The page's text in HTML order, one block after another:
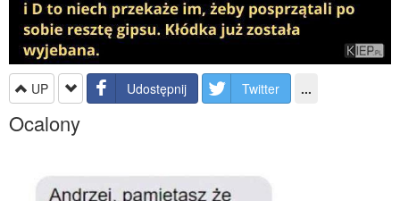
UP Udostępnij Twitter ...
Ocalony